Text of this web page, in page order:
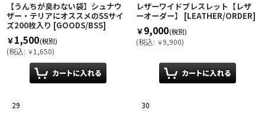
【うんちが臭わない袋】シュナウ
ザー・テリアにオススメのSSサイ
ズ200枚入り [GOODS/BSS]
￥1,500(税別)
(税込: ￥1,650)
レザーワイドブレスレット【レザ
ーオーダー】
[LEATHER/ORDER]
￥9,000(税別)
(税込: ￥9,900)
29 30